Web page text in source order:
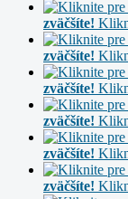
zväčšíte!
zväčšíte!
zväčšíte!
zväčšíte!
zväčšíte!
zväčšíte!